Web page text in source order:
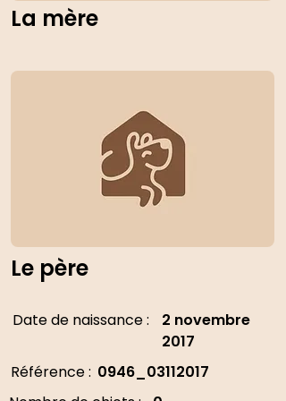
La mère
Le père
Date de naissance :
2 novembre
2017
Référence : 0946_03112017